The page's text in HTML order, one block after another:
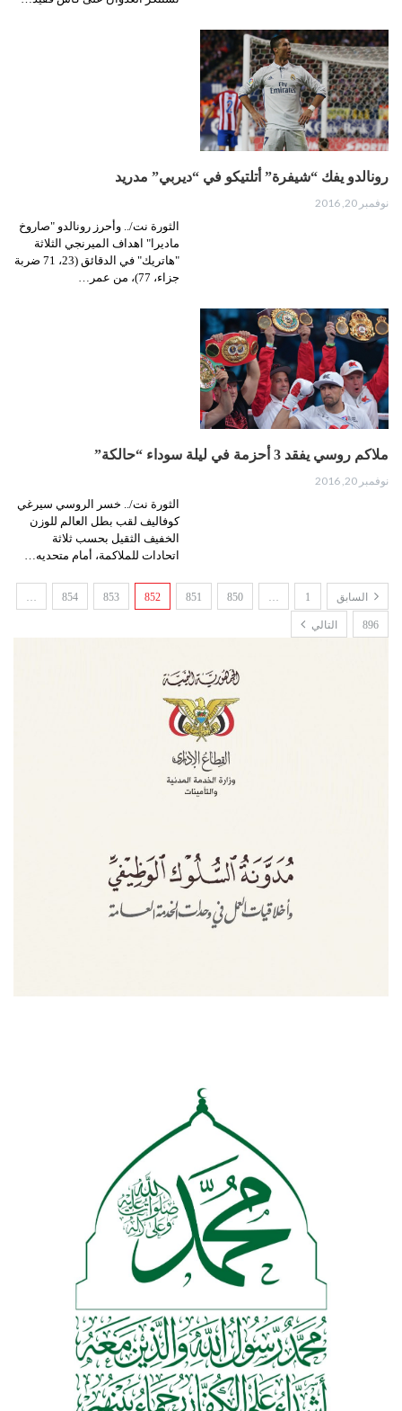
رونالدو يفك “شيفرة” أتلتيكو في “ديربي” مدريد
نوفمبر 20, 2016
الثورة نت/.. وأحرز رونالدو "صاروخ
ماديرا" اهداف الميرنجي الثلاثة
"هاتريك" في الدقائق (23، 71 ضربة
جزاء، 77)، من عمر…
ملاكم روسي يفقد 3 أحزمة في ليلة سوداء “حالكة”
نوفمبر 20, 2016
الثورة نت/.. خسر الروسي سيرغي
كوفاليف لقب بطل العالم للوزن
الخفيف الثقيل بحسب ثلاثة
اتحادات للملاكمة، أمام متحديه…
السابق 1
…
850
851
852
853
854
…
896 التالي